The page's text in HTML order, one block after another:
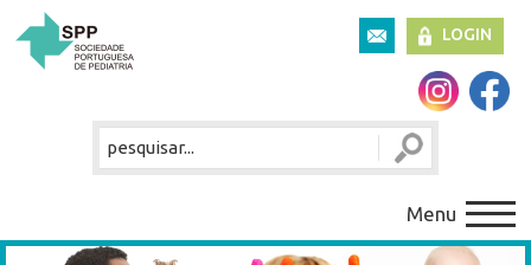
LOGIN
Menu